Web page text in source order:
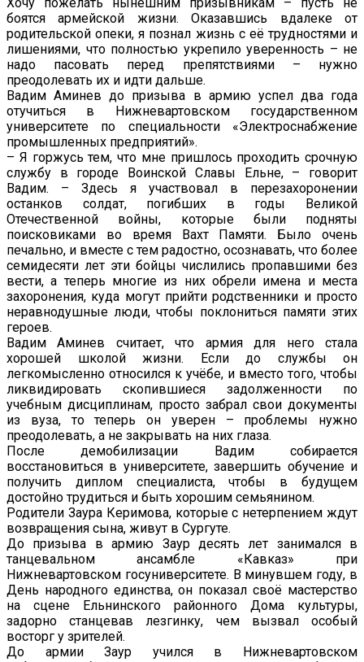
Хочу пожелать нынешним призывникам – пусть не
боятся армейской жизни. Оказавшись вдалеке от
родительской опеки, я познал жизнь с её трудностями и
лишениями, что полностью укрепило уверенность – не
надо пасовать перед препятствиями – нужно
преодолевать их и идти дальше.
Вадим Аминев до призыва в армию успел два года
отучиться в Нижневартовском государственном
университете по специальности «Электроснабжение
промышленных предприятий».
– Я горжусь тем, что мне пришлось проходить срочную
службу в городе Воинской Славы Ельне, – говорит
Вадим. – Здесь я участвовал в перезахоронении
останков солдат, погибших в годы Великой
Отечественной войны, которые были подняты
поисковиками во время Вахт Памяти. Было очень
печально, и вместе с тем радостно, осознавать, что более
семидесяти лет эти бойцы числились пропавшими без
вести, а теперь многие из них обрели имена и места
захоронения, куда могут прийти родственники и просто
неравнодушные люди, чтобы поклониться памяти этих
героев.
Вадим Аминев считает, что армия для него стала
хорошей школой жизни. Если до службы он
легкомысленно относился к учёбе, и вместо того, чтобы
ликвидировать скопившиеся задолженности по
учебным дисциплинам, просто забрал свои документы
из вуза, то теперь он уверен – проблемы нужно
преодолевать, а не закрывать на них глаза.
После демобилизации Вадим собирается
восстановиться в университете, завершить обучение и
получить диплом специалиста, чтобы в будущем
достойно трудиться и быть хорошим семьянином.
Родители Заура Керимова, которые с нетерпением ждут
возвращения сына, живут в Сургуте.
До призыва в армию Заур десять лет занимался в
танцевальном ансамбле «Кавказ» при
Нижневартовском госуниверситете. В минувшем году, в
День народного единства, он показал своё мастерство
на сцене Ельнинского районного Дома культуры,
задорно станцевав лезгинку, чем вызвал особый
восторг у зрителей.
До армии Заур учился в Нижневартовском